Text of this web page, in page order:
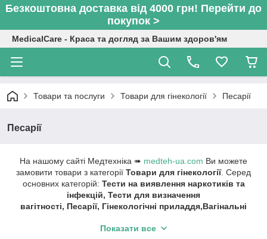
Безкоштовна доставка від 4000 грн! Перейти до
покупок >
MedicalCare - Краса та догляд за Вашим здоров'ям
Товари та послуги Товари для гінекології Песарії
Песарії
На нашому сайті Медтехніка ➠ medteh-ua.com Ви можете
замовити товари з категорії Товари для гінекології. Серед
основних категорій: Тести на виявлення наркотиків та
інфекцій, Тести для визначення
вагітності, Песарії, Гінекологічні приладдя,Вагінальні
Швидка доставка ✔ Доступні ціни ✔ Широкий
Показати все